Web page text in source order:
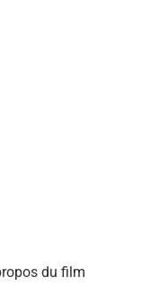
du film